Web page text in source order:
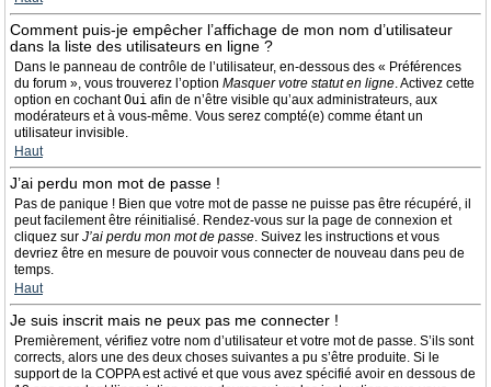
Comment puis-je empêcher l’affichage de mon nom d’utilisateur
dans la liste des utilisateurs en ligne ?
Dans le panneau de contrôle de l’utilisateur, en-dessous des « Préférences
du forum », vous trouverez l’option Masquer votre statut en ligne. Activez cette
option en cochantOui afin de n’être visible qu’aux administrateurs, aux
modérateurs et à vous-même. Vous serez compté(e) comme étant un
utilisateur invisible.
Haut
J’ai perdu mon mot de passe !
Pas de panique ! Bien que votre mot de passe ne puisse pas être récupéré, il
peut facilement être réinitialisé. Rendez-vous sur la page de connexion et
cliquez sur J’ai perdu mon mot de passe. Suivez les instructions et vous
devriez être en mesure de pouvoir vous connecter de nouveau dans peu de
temps.
Haut
Je suis inscrit mais ne peux pas me connecter !
Premièrement, vérifiez votre nom d’utilisateur et votre mot de passe. S’ils sont
corrects, alors une des deux choses suivantes a pu s’être produite. Si le
support de la COPPA est activé et que vous avez spécifié avoir en dessous de